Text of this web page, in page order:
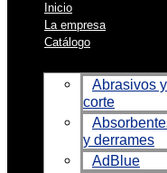
Inicio
La empresa
Catálogo
Abrasivos y
corte
y derrames
AdBlue